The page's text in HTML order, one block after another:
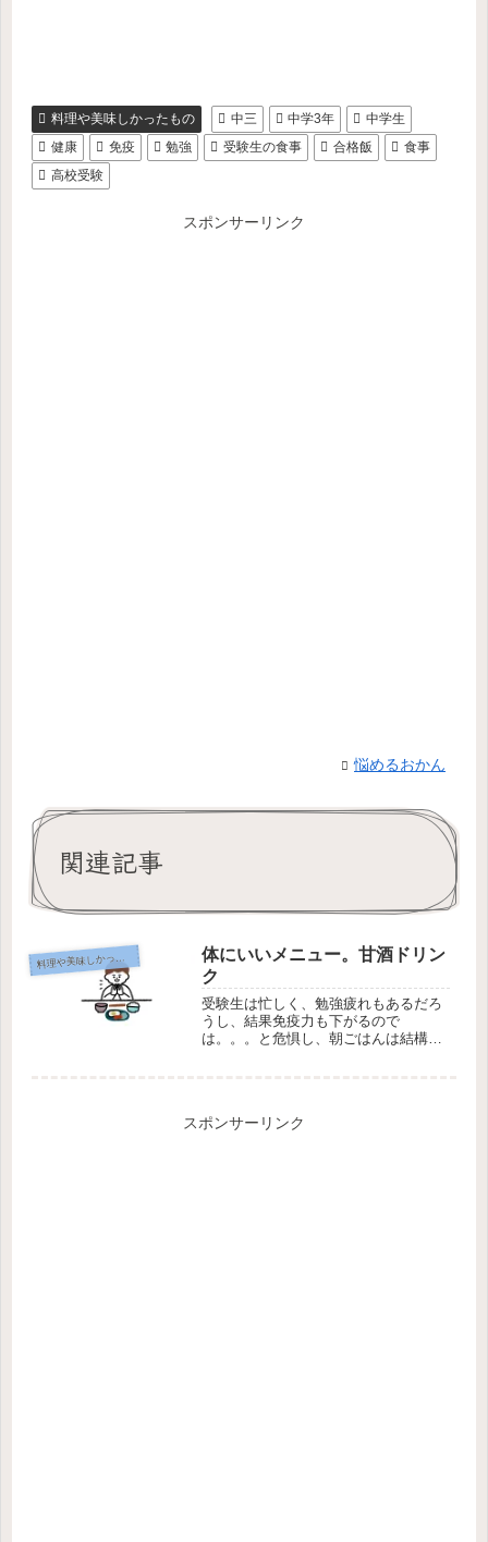
料理や美味しかったもの 中三 中学3年
中学生
健康
免疫 勉強 受験生の食事 合格飯
食事
高校受験
スポンサーリンク
悩めるおかん
関連記事
料
理や美味しかったもの
体にいいメニュー。甘酒ドリン
ク
受験生は忙しく、勉強疲れもあるだろ
うし、結果免疫力も下がるので
は。。。と危惧し、朝ごはんは結構気
を摂取でき...
スポンサーリンク